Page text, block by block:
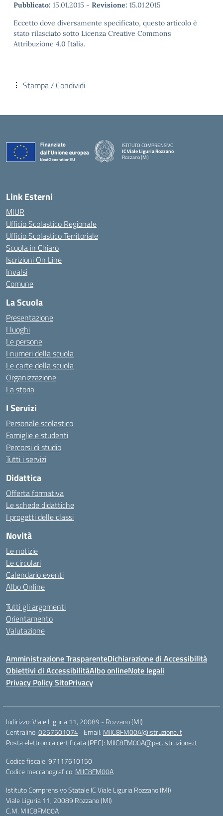
Pubblicato: 15.01.2015 - Revisione: 15.01.2015
Eccetto dove diversamente specificato, questo articolo è
stato rilasciato sotto Licenza Creative Commons
Attribuzione 4.0 Italia.
Stampa / Condividi
ISTITUTO COMPRENSIVO
IC Viale Liguria Rozzano
Rozzano (MI)
Link Esterni
MIUR
Ufficio Scolastico Regionale
Ufficio Scolastico Territoriale
Scuola in Chiaro
Iscrizioni On Line
Invalsi
Comune
La Scuola
Presentazione
I luoghi
Le persone
I numeri della scuola
Le carte della scuola
Organizzazione
La storia
I Servizi
Personale scolastico
Famiglie e studenti
Percorsi di studio
Tutti i servizi
Didattica
Offerta formativa
Le schede didattiche
I progetti delle classi
Novità
Le notizie
Le circolari
Calendario eventi
Albo Online
Tutti gli argomenti
Orientamento
Valutazione
Amministrazione TrasparenteDichiarazione di Accessibilità
Obiettivi di AccessibilitàAlbo onlineNote legali
Privacy Policy SitoPrivacy
Indirizzo:Viale Liguria 11, 20089 - Rozzano (MI)
Centralino:0257501074 Email: MIIC8FM00A@istruzione.it
Posta elettronica certificata (PEC): MIIC8FM00A@pec.istruzione.it
Codice fiscale: 97117610150
Codice meccanografico: MIIC8FM00A
Istituto Comprensivo Statale IC Viale Liguria Rozzano (MI)
Viale Liguria 11, 20089 Rozzano (MI)
C.M. MIIC8FM00A